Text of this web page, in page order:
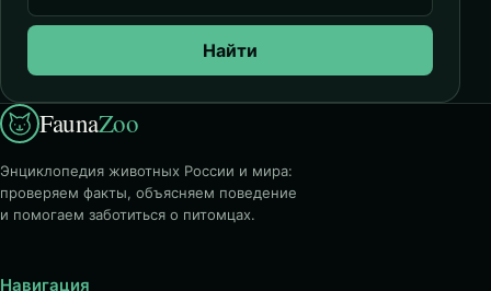
Найти
FaunaZoo
Энциклопедия животных России и мира:
проверяем факты, объясняем поведение
и помогаем заботиться о питомцах.
Навигация